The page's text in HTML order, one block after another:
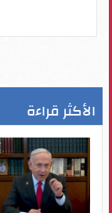
الأكثر قراءة